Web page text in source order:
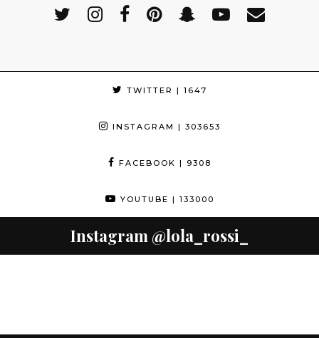
TWITTER | 1647
INSTAGRAM | 303653
FACEBOOK | 9308
YOUTUBE | 133000
Instagram @lola_rossi_